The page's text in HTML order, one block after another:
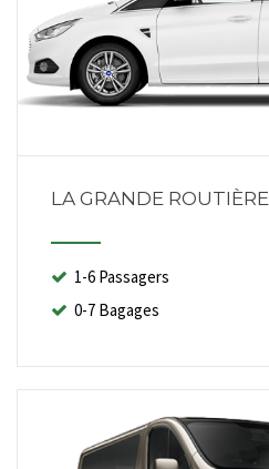
LA GRANDE ROUTIÈRE
1-6 Passagers
0-7 Bagages